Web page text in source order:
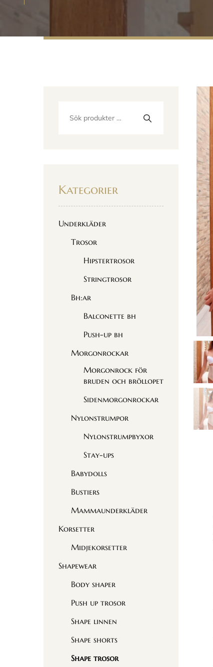
Kategorier
Underkläder
Trosor
Hipstertrosor
Stringtrosor
Bh:ar
Balconette bh
Push-up bh
Morgonrockar
Morgonrock för
bruden och bröllopet
Sidenmorgonrockar
Nylonstrumpor
Nylonstrumpbyxor
Stay-ups
Babydolls
Bustiers
Mammaunderkläder
Korsetter
Midjekorsetter
Shapewear
Body shaper
Push up trosor
Shape linnen
Shape shorts
Shape trosor